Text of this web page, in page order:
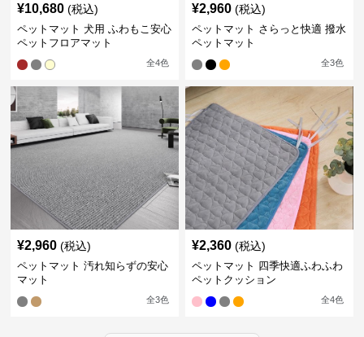
¥10,680 (税込)
ペットマット 犬用 ふわもこ安心
ペットフロアマット
全4色
¥2,960 (税込)
ペットマット さらっと快適 撥水
ペットマット
全3色
¥2,960 (税込)
ペットマット 汚れ知らずの安心
マット
全3色
¥2,360 (税込)
ペットマット 四季快適ふわふわ
ペットクッション
全4色